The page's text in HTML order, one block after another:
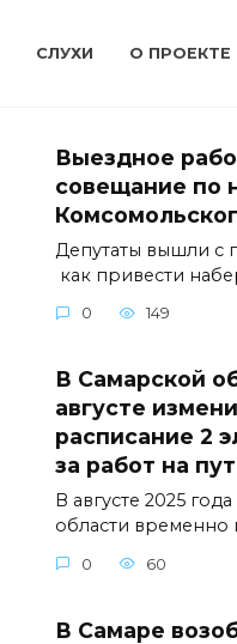
СЛУХИ О ПРОЕКТЕ
Выездное
совещание по
Депутаты вышли с
как привести
0 149
В Самарской
августе
расписание 2
за работ на
В августе 2025
области временно
0 60
В Самаре